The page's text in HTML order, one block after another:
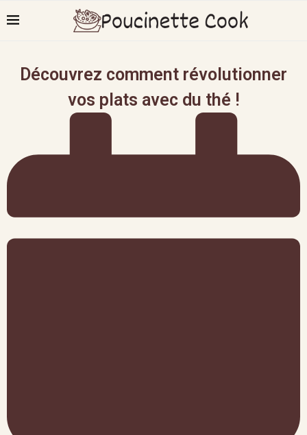
Découvrez comment révolutionner
vos plats avec du thé !